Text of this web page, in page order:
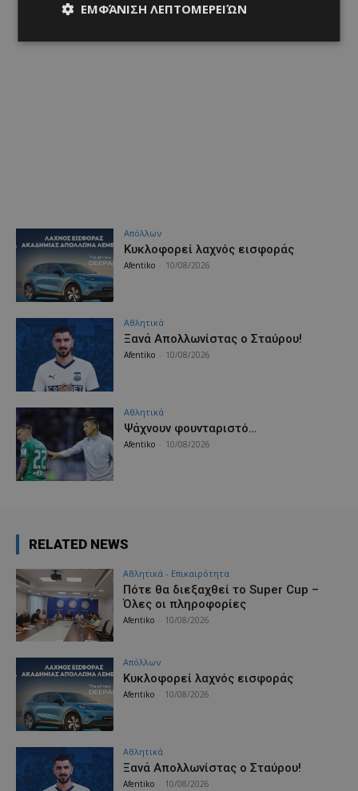
Απόλλων
Κυκλοφορεί λαχνός εισφοράς
Afentiko 10/08/2026
Αθλητικά
Ξανά Απολλωνίστας ο Σταύρου!
Afentiko 10/08/2026
Αθλητικά
Ψάχνουν φουνταριστό…
Afentiko 10/08/2026
RELATED NEWS
Αθλητικά - Επικαιρότητα
Πότε θα διεξαχθεί το Super Cup –
Όλες οι πληροφορίες
Afentiko 10/08/2026
Απόλλων
Κυκλοφορεί λαχνός εισφοράς
Afentiko 10/08/2026
Αθλητικά
Ξανά Απολλωνίστας ο Σταύρου!
Afentiko 10/08/2026
ΕΜΦΆΝΙΣΗ ΛΕΠΤΟΜΕΡΕΙΏΝ